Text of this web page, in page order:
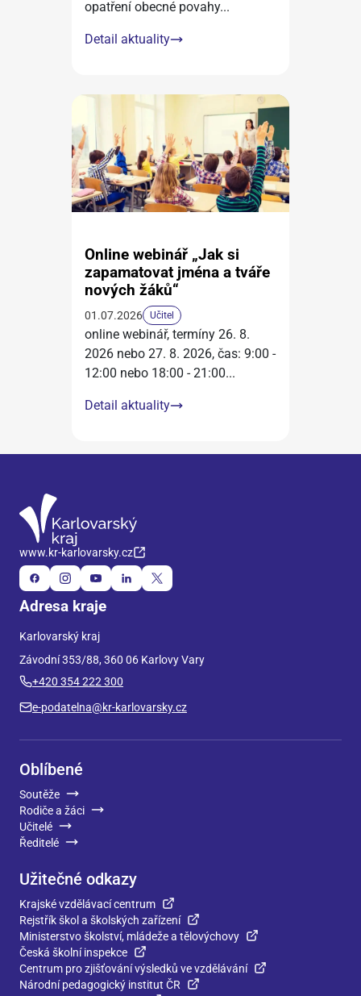
opatření obecné povahy...
Detail aktuality
Online webinář „Jak si
zapamatovat jména a tváře
nových žáků“
01.07.2026 Učitel
online webinář, termíny 26. 8.
2026 nebo 27. 8. 2026, čas: 9:00 -
12:00 nebo 18:00 - 21:00...
Detail aktuality
www.kr-karlovarsky.cz
Adresa kraje
Karlovarský kraj
Závodní 353/88, 360 06 Karlovy Vary
+420 354 222 300
e-podatelna@kr-karlovarsky.cz
Oblíbené
Soutěže
Rodiče a žáci
Učitelé
Ředitelé
Užitečné odkazy
Krajské vzdělávací centrum
Rejstřík škol a školských zařízení
Ministerstvo školství, mládeže a tělovýchovy
Česká školní inspekce
Centrum pro zjišťování výsledků ve vzdělávání
Národní pedagogický institut ČR